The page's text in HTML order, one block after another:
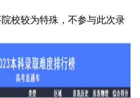
校较为特殊，不参与此次录